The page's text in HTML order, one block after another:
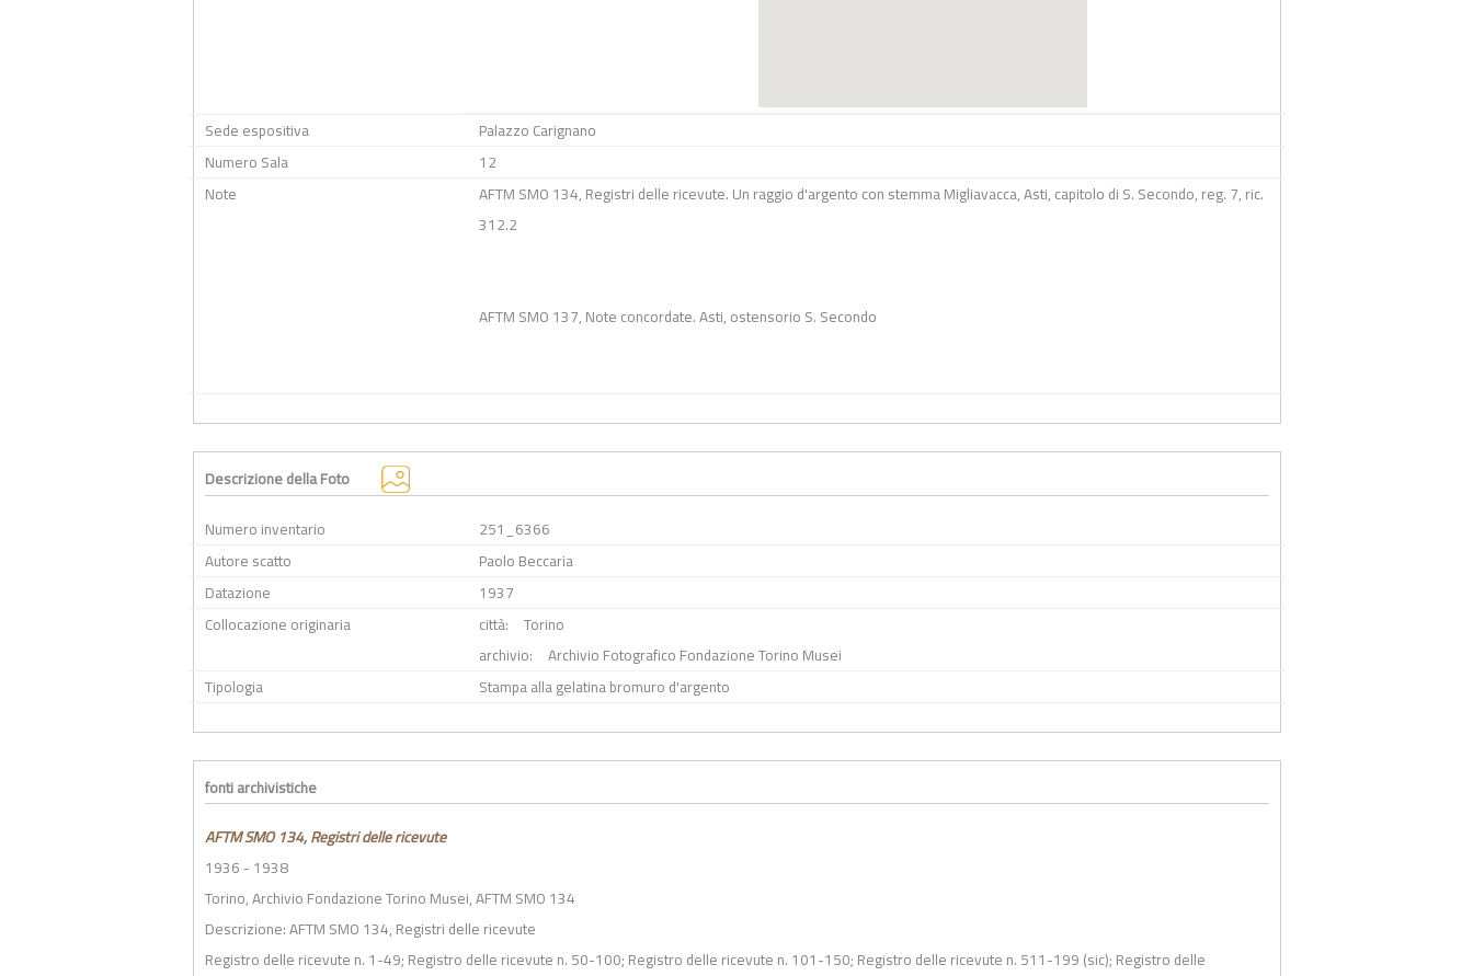
Sede espositiva
Palazzo Carignano
Numero Sala
12
Note
AFTM SMO 134, Registri delle ricevute. Un raggio d'argento con stemma Migliavacca, Asti, capitolo di S. Secondo, reg. 7, ric.
312.2
AFTM SMO 137, Note concordate. Asti, ostensorio S. Secondo
Descrizione della Foto
Numero inventario
251_6366
Autore scatto
Paolo Beccaria
Datazione
1937
Collocazione originaria
città: Torino
archivio: Archivio Fotografico Fondazione Torino Musei
Tipologia
Stampa alla gelatina bromuro d'argento
fonti archivistiche
AFTM SMO 134, Registri delle ricevute
1936 - 1938
Torino, Archivio Fondazione Torino Musei, AFTM SMO 134
Descrizione: AFTM SMO 134,Registri delle ricevute
Registro delle ricevute n. 1-49; Registro delle ricevute n. 50-100; Registro delle ricevute n. 101-150; Registro delle ricevute n. 511-199 (sic); Registro delle